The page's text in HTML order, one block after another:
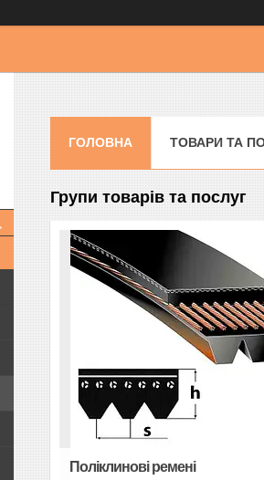
ГОЛОВНА ТОВАРИ ТА
Групи товарів та послуг
Поліклинові ремені